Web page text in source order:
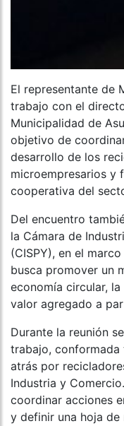
El representante de
trabajo con el
Municipalidad de
objetivo de
desarrollo de los
microempresarios y
cooperativa del
Del encuentro
la Cámara de
(CISPY), en el
busca promover un
economía circular,
valor agregado a
Durante la reunión
trabajo, conformada
atrás por
Industria y
coordinar acciones
y definir una hoja